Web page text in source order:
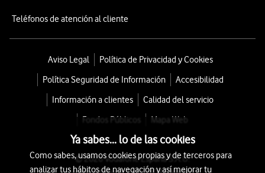
Teléfonos de atención al cliente
Aviso Legal
Política de Privacidad y Cookies
Política Seguridad de Información
Accesibilidad
Información a clientes
Calidad del servicio
Fondos Públicos
Mapa Web
© 2026 Vodafone España S.A.U.
Ya sabes... lo de las cookies
Como sabes, usamos cookies propias y de terceros para
analizar tus hábitos de navegación y así mejorar tu